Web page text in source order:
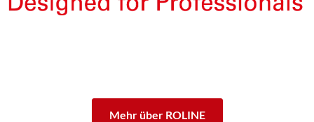
Mehr über ROLINE